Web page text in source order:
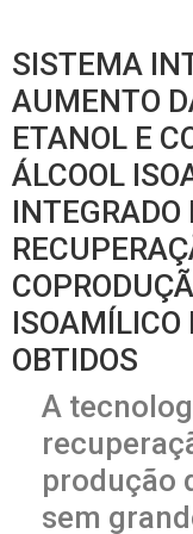
SISTEMA
AUMENTO
ETANOL E
ÁLCOOL
ISOAMÍLICO
OBTIDOS
A
produção
sem